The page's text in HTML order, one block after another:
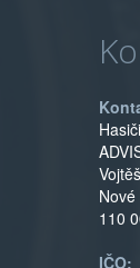
110
IČO: